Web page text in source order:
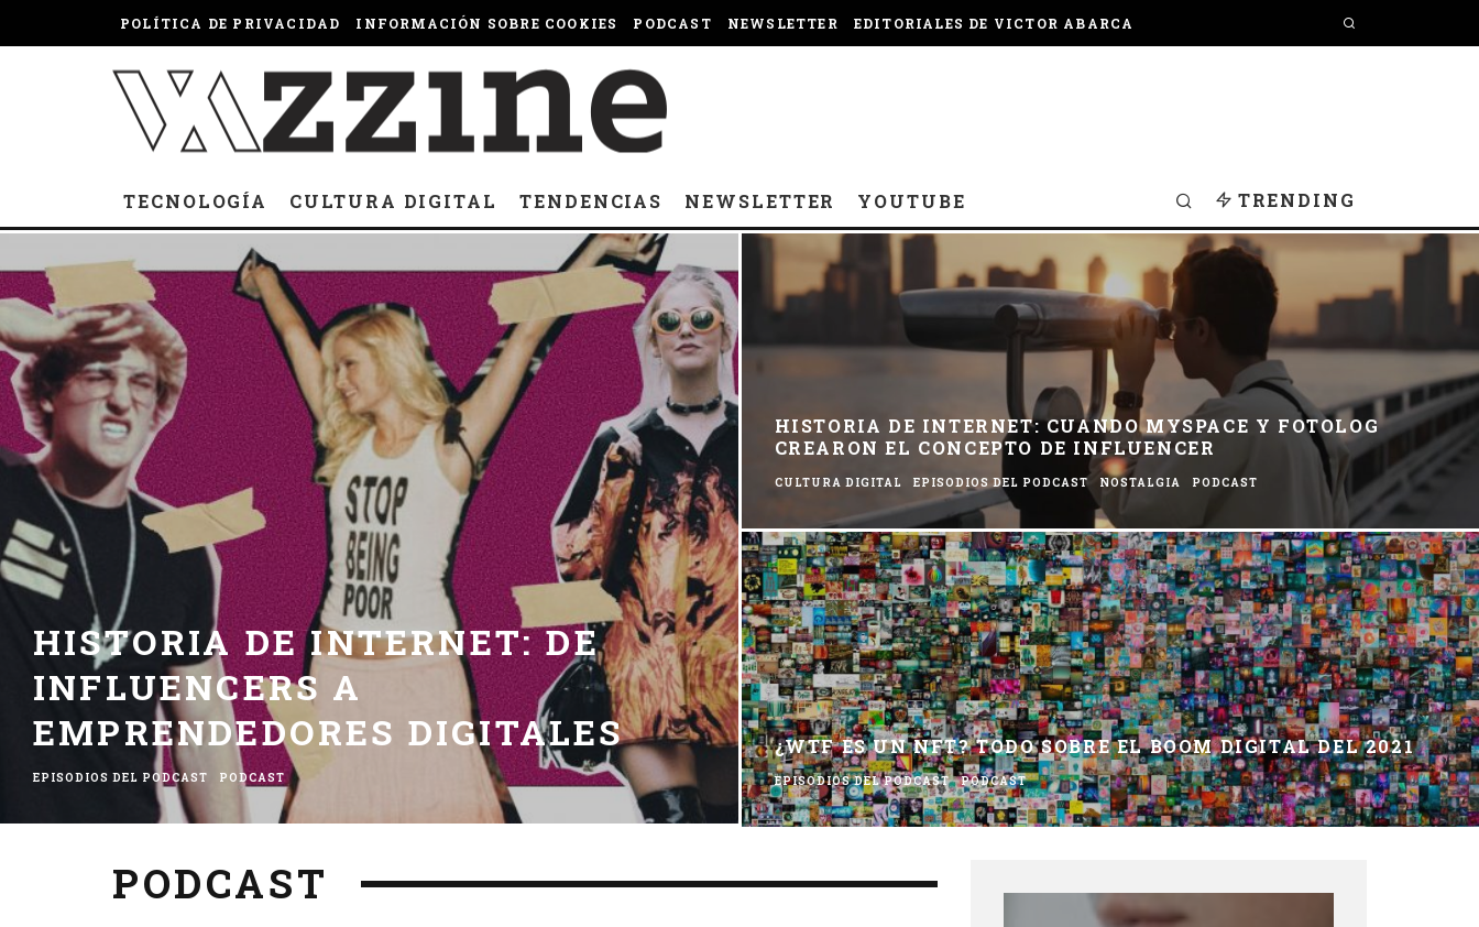
POLÍTICA DE PRIVACIDAD INFORMACIÓN SOBRE COOKIES PODCAST NEWSLETTER EDITORIALES DE VICTOR ABARCA
TECNOLOGÍA CULTURA DIGITAL TENDENCIAS NEWSLETTER YOUTUBE TRENDING
HISTORIA DE INTERNET: DE
INFLUENCERS A
EMPRENDEDORES DIGITALES
EPISODIOS DEL PODCAST PODCAST
HISTORIA DE INTERNET: CUANDO MYSPACE Y FOTOLOG
CREARON EL CONCEPTO DE INFLUENCER
CULTURA DIGITAL EPISODIOS DEL PODCAST NOSTALGIA PODCAST
¿WTF ES UN NFT? TODO SOBRE EL BOOM DIGITAL DEL 2021
EPISODIOS DEL PODCAST PODCAST
PODCAST